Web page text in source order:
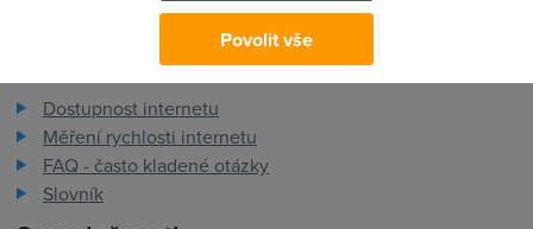
Pro zákazníky
Dostupnost internetu
Měření rychlosti internetu
FAQ - často kladené otázky
Slovník
Povolit vše